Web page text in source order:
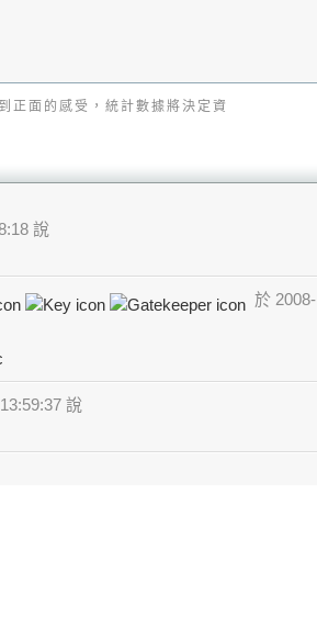
正面的感受，統計數據將決定資
說
於 2008-
說